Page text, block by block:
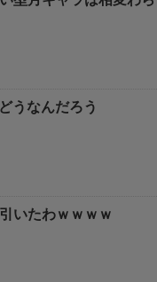
うなんだろう
いたわｗｗｗｗ